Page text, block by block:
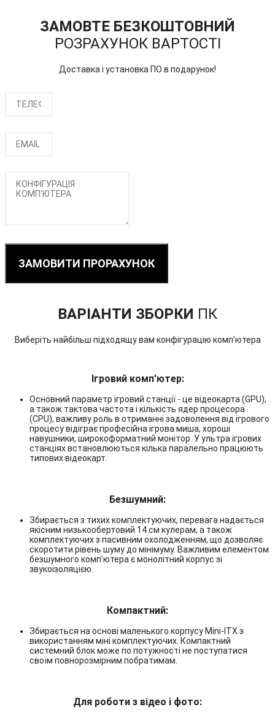
ЗАМОВТЕ БЕЗКОШТОВНИЙ
РОЗРАХУНОК ВАРТОСТІ
Доставка і установка ПО в подарунок!
ЗАМОВИТИ ПРОРАХУНОК
ВАРІАНТИ ЗБОРКИ ПК
Виберіть найбільш підходящу вам конфігурацію комп'ютера
Ігровий комп'ютер:
Основний параметр ігровий станції - це відеокарта (GPU),
а також тактова частота і кількість ядер процесора
(CPU), важливу роль в отриманні задоволення від ігрового
процесу відіграє професійна ігрова миша, хороші
навушники, широкоформатний монітор. У ультра ігрових
станціях встановлюються кілька паралельно працюють
типових відеокарт.
Безшумний:
Збирається з тихих комплектуючих, перевага надається
якісним низькообертовий 14 см кулерам, а також
комплектуючих з пасивним охолодженням, що дозволяє
скоротити рівень шуму до мінімуму. Важливим елементом
безшумного комп'ютера є монолітний корпус зі
звукоізоляцією.
Компактний:
Збирається на основі маленького корпусу Mini-ITX з
використанням міні комплектуючих. Компактний
системний блок може по потужності не поступатися
своїм повнорозмірним побратимам.
Для роботи з відео і фото: